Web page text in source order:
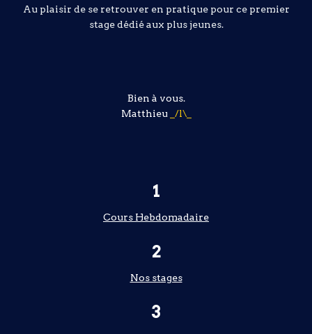
Au plaisir de se retrouver en pratique pour ce premier
stage dédié aux plus jeunes.
Bien à vous.
Matthieu
_/l\_
1
Cours Hebdomadaire
2
Nos stages
3